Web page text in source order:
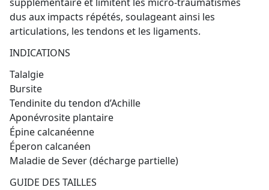
dus aux impacts répétés, soulageant ainsi les
articulations, les tendons et les ligaments.
INDICATIONS
Talalgie
Bursite
Tendinite du tendon d’Achille
Aponévrosite plantaire
Épine calcanéenne
Éperon calcanéen
Maladie de Sever (décharge partielle)
GUIDE DES TAILLES